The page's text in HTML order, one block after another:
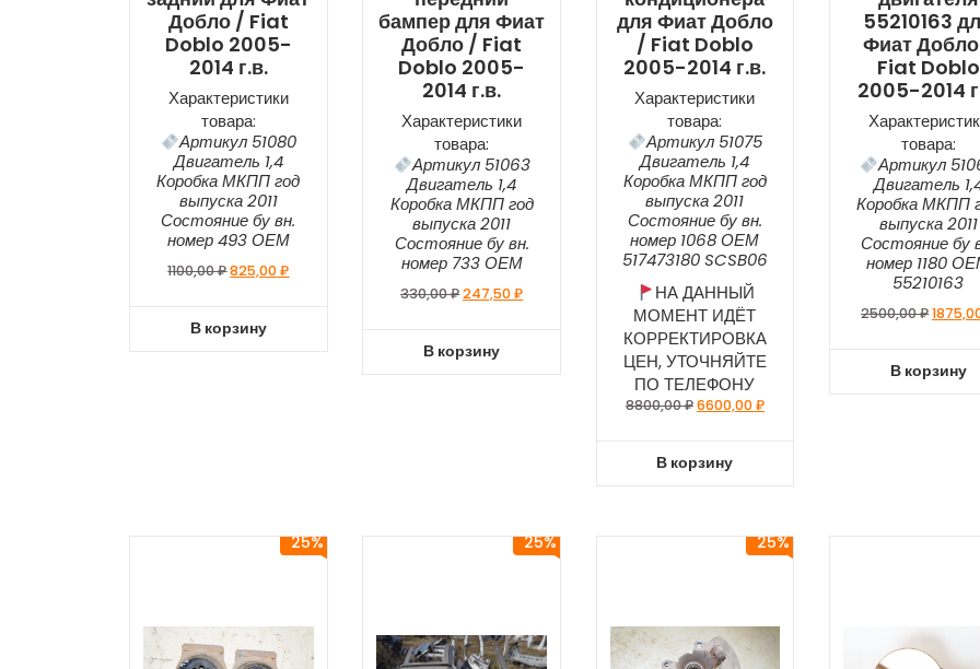
Добло / Fiat
Doblo 2005-
2014 г.в.
Характеристики
товара:
Артикул 51080
Двигатель 1,4
Коробка МКПП год
выпуска 2011
Состояние бу вн.
номер 493 ОЕМ
1100,00₽825,00₽
В корзину
бампер для Фиат
Добло / Fiat
Doblo 2005-
2014 г.в.
Характеристики
товара:
Артикул 51063
Двигатель 1,4
Коробка МКПП год
выпуска 2011
Состояние бу вн.
номер 733 ОЕМ
330,00₽247,50₽
В корзину
для Фиат Добло
/ Fiat Doblo
2005-2014 г.в.
Характеристики
товара:
Артикул 51075
Двигатель 1,4
Коробка МКПП год
выпуска 2011
Состояние бу вн.
номер 1068 ОЕМ
517473180 SCSB06
НА ДАННЫЙ
МОМЕНТ ИДЁТ
КОРРЕКТИРОВКА
ЦЕН, УТОЧНЯЙТЕ
ПО ТЕЛЕФОНУ
8800,00₽6600,00₽
В корзину
55210163
Фиат
Fiat Doblo
2005-2014
товара:
Артикул
Двигатель
Коробка МКПП
выпуска 2011
Состояние бу
номер 1180
55210163
2500,00₽
В корзину
25% 25% 25%